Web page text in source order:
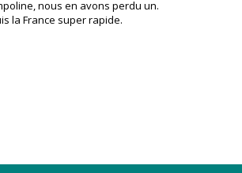
nous en avons perdu un.
la France super rapide.